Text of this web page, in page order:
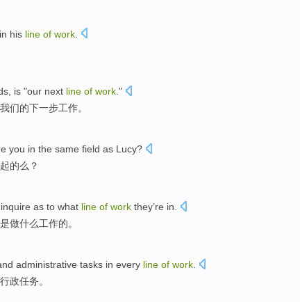
in his line of work
, is "our next line of work."
我们的下一步工作。
you in the same field as Lucy?
的么？
inquire as to what line of work they’re in.
做什么工作的。
administrative tasks in every line of work
行政任务。